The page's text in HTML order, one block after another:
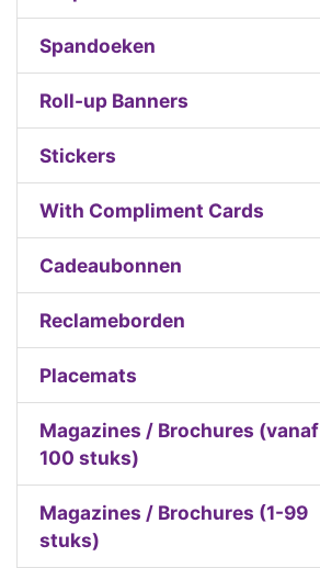
Spandoeken
Roll-up Banners
Stickers
With Compliment Cards
Cadeaubonnen
Reclameborden
Placemats
Magazines / Brochures (vanaf
100 stuks)
Magazines / Brochures (1-99
stuks)